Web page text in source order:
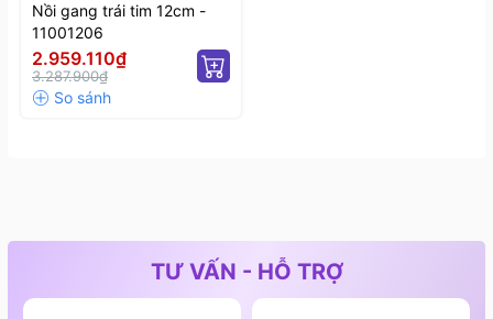
Nồi gang trái tim 12cm -
11001206
2.959.110₫
3.287.900₫
TƯ VẤN - HỖ TRỢ